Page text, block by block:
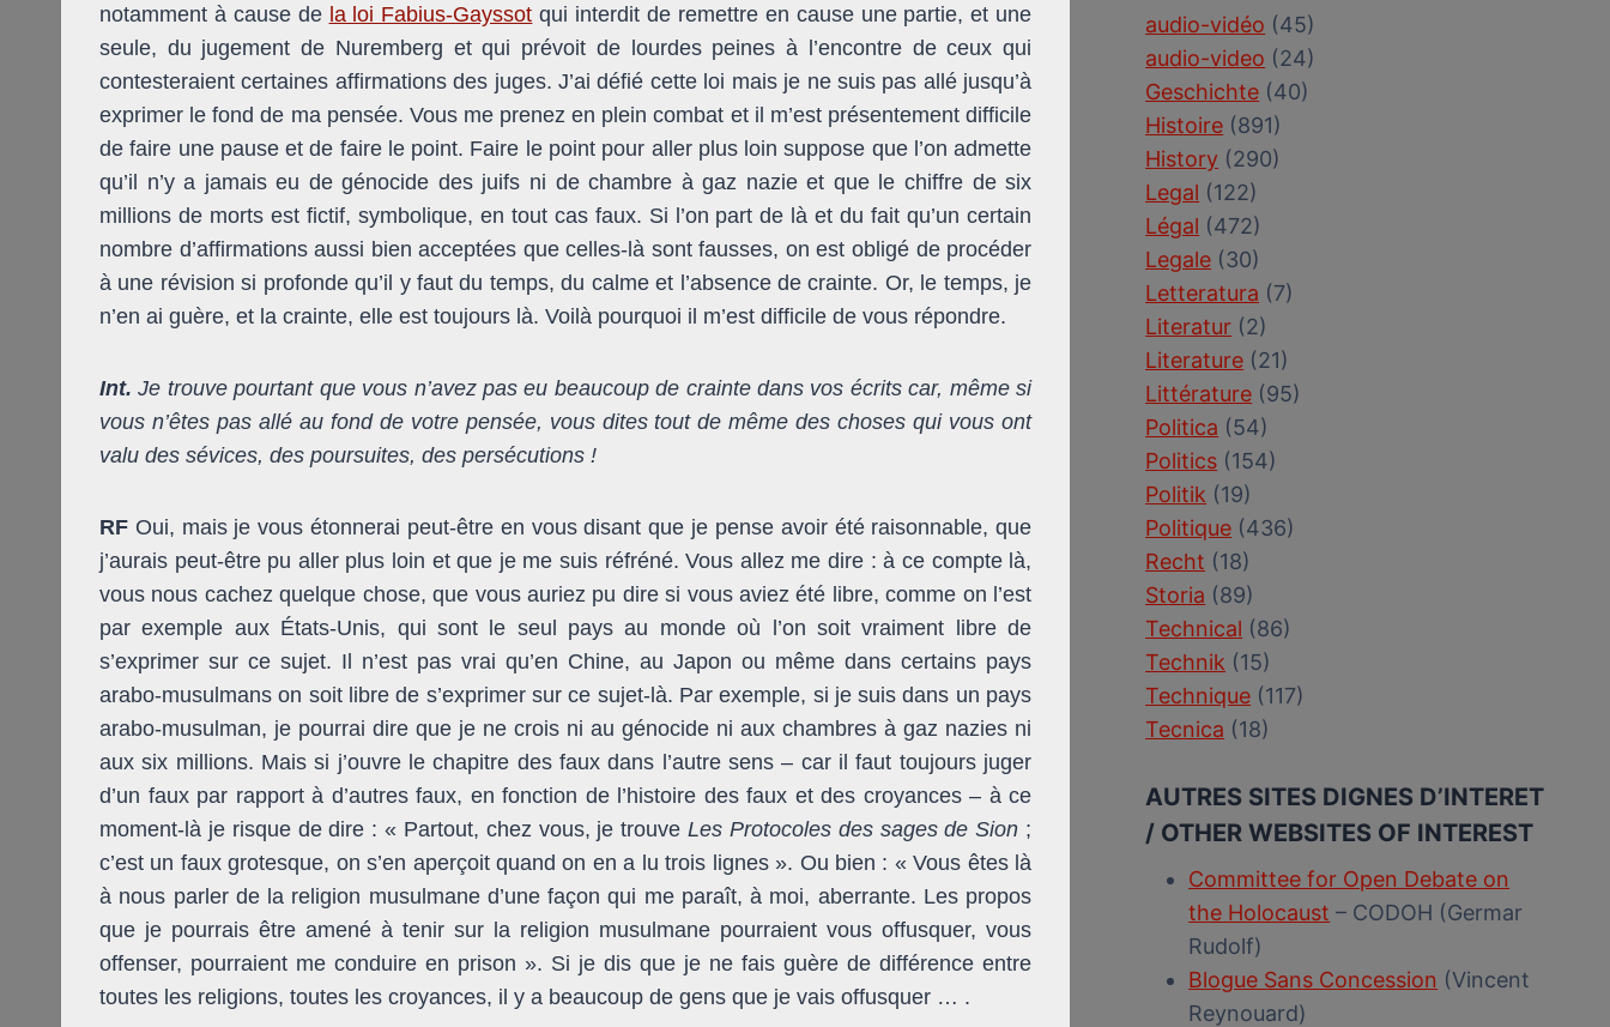
notamment à cause de la loi Fabius-Gayssot qui interdit de remettre en cause une partie, et une
seule, du jugement de Nuremberg et qui prévoit de lourdes peines à l’encontre de ceux qui
contesteraient certaines affirmations des juges. J’ai défié cette loi mais je ne suis pas allé jusqu’à
exprimer le fond de ma pensée. Vous me prenez en plein combat et il m’est présentement difficile
de faire une pause et de faire le point. Faire le point pour aller plus loin suppose que l’on admette
qu’il n’y a jamais eu de génocide des juifs ni de chambre à gaz nazie et que le chiffre de six
millions de morts est fictif, symbolique, en tout cas faux. Si l’on part de là et du fait qu’un certain
nombre d’affirmations aussi bien acceptées que celles-là sont fausses, on est obligé de procéder
à une révision si profonde qu’il y faut du temps, du calme et l’absence de crainte. Or, le temps, je
n’en ai guère, et la crainte, elle est toujours là. Voilà pourquoi il m’est difficile de vous répondre.
Int.Je trouve pourtant que vous n’avez pas eu beaucoup de crainte dans vos écrits car, même si
vous n’êtes pas allé au fond de votre pensée, vous dites tout de même des choses qui vous ont
valu des sévices, des poursuites, des persécutions !
RF Oui, mais je vous étonnerai peut-être en vous disant que je pense avoir été raisonnable, que
j’aurais peut-être pu aller plus loin et que je me suis réfréné. Vous allez me dire : à ce compte là,
vous nous cachez quelque chose, que vous auriez pu dire si vous aviez été libre, comme on l’est
par exemple aux États-Unis, qui sont le seul pays au monde où l’on soit vraiment libre de
s’exprimer sur ce sujet. Il n’est pas vrai qu’en Chine, au Japon ou même dans certains pays
arabo-musulmans on soit libre de s’exprimer sur ce sujet-là. Par exemple, si je suis dans un pays
arabo-musulman, je pourrai dire que je ne crois ni au génocide ni aux chambres à gaz nazies ni
aux six millions. Mais si j’ouvre le chapitre des faux dans l’autre sens – car il faut toujours juger
d’un faux par rapport à d’autres faux, en fonction de l’histoire des faux et des croyances – à ce
moment-là je risque de dire : « Partout, chez vous, je trouveLes Protocoles des sages de Sion ;
c’est un faux grotesque, on s’en aperçoit quand on en a lu trois lignes ». Ou bien : « Vous êtes là
à nous parler de la religion musulmane d’une façon qui me paraît, à moi, aberrante. Les propos
que je pourrais être amené à tenir sur la religion musulmane pourraient vous offusquer, vous
offenser, pourraient me conduire en prison ». Si je dis que je ne fais guère de différence entre
toutes les religions, toutes les croyances, il y a beaucoup de gens que je vais offusquer … .
audio-vidéo (45)
audio-video (24)
Geschichte (40)
Histoire (891)
History (290)
Legal (122)
Légal (472)
Legale (30)
Letteratura (7)
Literatur (2)
Literature (21)
Littérature (95)
Politica (54)
Politics (154)
Politik (19)
Politique (436)
Recht (18)
Storia (89)
Technical (86)
Technik (15)
Technique (117)
Tecnica (18)
AUTRES SITES DIGNES D’INTERET
/ OTHER WEBSITES OF INTEREST
Committee for Open Debate on
the Holocaust – CODOH (Germar
Rudolf)
Blogue Sans Concession (Vincent
Reynouard)